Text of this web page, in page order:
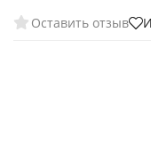
Оставить отзыв